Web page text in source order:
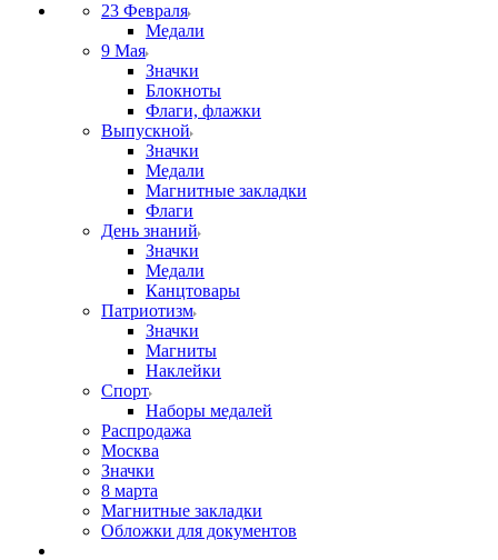
23 Февраля
Медали
9 Мая
Значки
Блокноты
Флаги, флажки
Выпускной
Значки
Медали
Магнитные закладки
Флаги
День знаний
Значки
Медали
Канцтовары
Патриотизм
Значки
Магниты
Наклейки
Спорт
Наборы медалей
Распродажа
Москва
Значки
8 марта
Магнитные закладки
Обложки для документов